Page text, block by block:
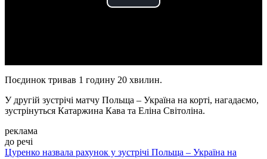
Play
Поєдинок тривав 1 годину 20 хвилин.
У другій зустрічі матчу Польща – Україна на корті, нагадаємо,
зустрінуться Катаржина Кава та Еліна Світоліна.
реклама
до речі
Цуренко назвала рахунок у зустрічі Польща – Україна на